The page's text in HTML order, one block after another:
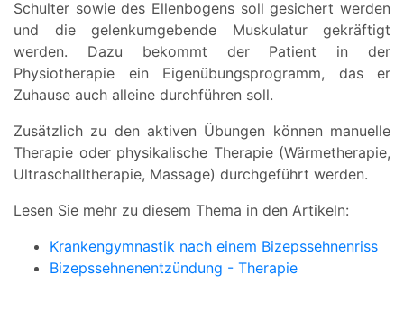
Schulter sowie des Ellenbogens soll gesichert werden
und die gelenkumgebende Muskulatur gekräftigt
werden. Dazu bekommt der Patient in der
Physiotherapie ein Eigenübungsprogramm, das er
Zuhause auch alleine durchführen soll.
Zusätzlich zu den aktiven Übungen können manuelle
Therapie oder physikalische Therapie (Wärmetherapie,
Ultraschalltherapie, Massage) durchgeführt werden.
Lesen Sie mehr zu diesem Thema in den Artikeln:
Krankengymnastik nach einem Bizepssehnenriss
Bizepssehnenentzündung - Therapie